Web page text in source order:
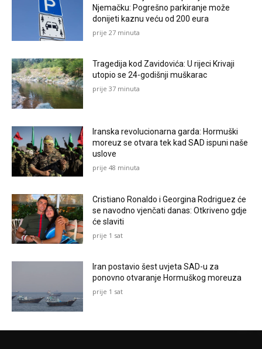
Njemačku: Pogrešno parkiranje može
donijeti kaznu veću od 200 eura
prije 27 minuta
Tragedija kod Zavidovića: U rijeci Krivaji
utopio se 24-godišnji muškarac
prije 37 minuta
Iranska revolucionarna garda: Hormuški
moreuz se otvara tek kad SAD ispuni naše
uslove
prije 48 minuta
Cristiano Ronaldo i Georgina Rodriguez će
se navodno vjenčati danas: Otkriveno gdje
će slaviti
prije 1 sat
Iran postavio šest uvjeta SAD-u za
ponovno otvaranje Hormuškog moreuza
prije 1 sat